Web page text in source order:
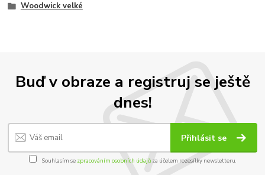
Woodwick velké
Buď v obraze a registruj se ještě
dnes!
Přihlásit se
Souhlasím se zpracováním osobních údajůza účelem rozesílky newsletteru.